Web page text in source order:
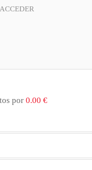
ACCEDER
por 0.00 €